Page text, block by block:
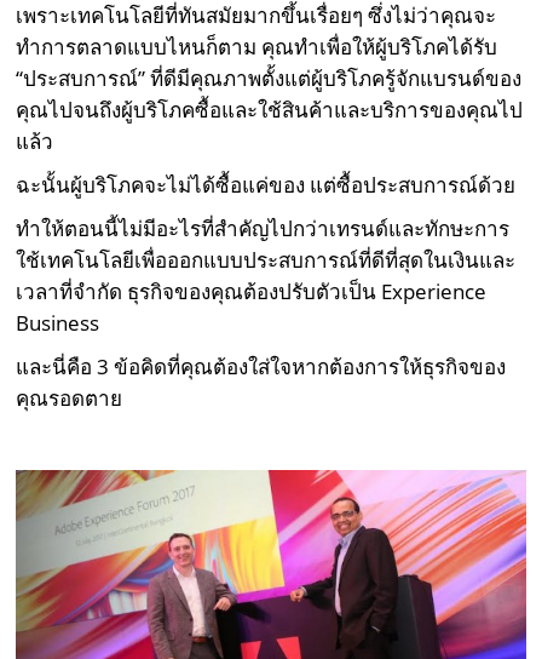
เพราะเทคโนโลยีที่ทันสมัยมากขึ้นเรื่อยๆ ซึ่งไม่ว่าคุณจะ
ทำการตลาดแบบไหนก็ตาม คุณทำเพื่อให้ผู้บริโภคได้รับ
“ประสบการณ์” ที่ดีมีคุณภาพตั้งแต่ผู้บริโภครู้จักแบรนด์ของ
คุณไปจนถึงผู้บริโภคซื้อและใช้สินค้าและบริการของคุณไป
แล้ว
ฉะนั้นผู้บริโภคจะไม่ได้ซื้อแค่ของ แต่ซื้อประสบการณ์ด้วย
ทำให้ตอนนี้ไม่มีอะไรที่สำคัญไปกว่าเทรนด์และทักษะการ
ใช้เทคโนโลยีเพื่อออกแบบประสบการณ์ที่ดีที่สุดในเงินและ
เวลาที่จำกัด ธุรกิจของคุณต้องปรับตัวเป็น Experience
Business
และนี่คือ 3 ข้อคิดที่คุณต้องใส่ใจหากต้องการให้ธุรกิจของ
คุณรอดตาย